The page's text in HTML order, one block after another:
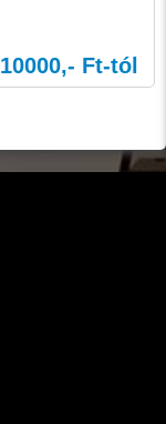
10000,- Ft-tól